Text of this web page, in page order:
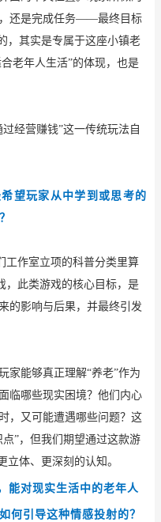
还是完成任务——最终目标
，其实是专属于这座小镇老
老年人生活”的体现，也是
过经营赚钱”这一传统玩法自
望玩家从中学到或思考的
工作室立项的科普分类里算
，此类游戏的核心目标，是
的影响与后果，并最终引发
家能够真正理解“养老”作为
临哪些现实困境？他们内心
，又可能遭遇哪些问题？这
”，但我们期望通过这款游
立体、更深刻的认知。
能对现实生活中的老年人
何引导这种情感投射的？